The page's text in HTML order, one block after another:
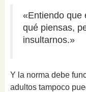
«Entiendo que
qué piensas,
insultarnos.»
Y la norma debe
adultos tampoco